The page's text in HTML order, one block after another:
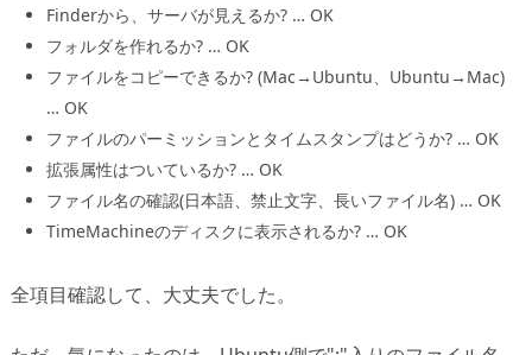
Finderから、サーバが見えるか? … OK
フォルダを作れるか? … OK
ファイルをコピーできるか? (Mac→Ubuntu、Ubuntu→Mac)
… OK
ファイルのパーミッションとタイムスタンプはどうか? … OK
拡張属性はついているか? … OK
ファイル名の確認(日本語、禁止文字、長いファイル名) … OK
TimeMachineのディスクに表示されるか? … OK
全項目確認して、大丈夫でした。